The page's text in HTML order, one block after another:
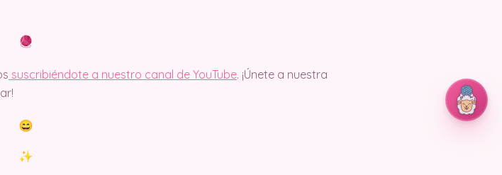
suscribiéndote a nuestro canal de YouTube. ¡Únete a nuestra